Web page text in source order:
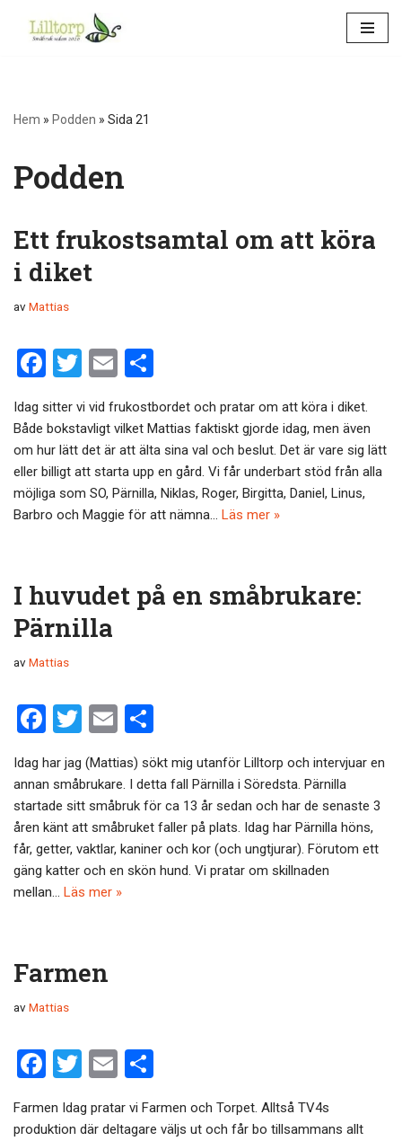
Hem » Podden » Sida 21
Podden
Ett frukostsamtal om att köra
i diket
avMattias
F
ce
b
o
o
T
tt
er
E
ail a
Idag sitter vi vid frukostbordet och pratar om att köra i diket.
Både bokstavligt vilket Mattias faktiskt gjorde idag, men även
om hur lätt det är att älta sina val och beslut. Det är vare sig lätt
eller billigt att starta upp en gård. Vi får underbart stöd från alla
möjliga som SO, Pärnilla, Niklas, Roger, Birgitta, Daniel, Linus,
Barbro och Maggie för att nämna… Läs mer »
I huvudet på en småbrukare:
Pärnilla
avMattias
F
ce
b
o
o
k
T
wi
tt
er
E
m
ail a
Idag har jag (Mattias) sökt mig utanför Lilltorp och intervjuar en
annan småbrukare. I detta fall Pärnilla i Söredsta. Pärnilla
startade sitt småbruk för ca 13 år sedan och har de senaste 3
åren känt att småbruket faller på plats. Idag har Pärnilla höns,
får, getter, vaktlar, kaniner och kor (och ungtjurar). Förutom ett
gäng katter och en skön hund. Vi pratar om skillnaden
mellan… Läs mer »
Farmen
avMattias
F
ce
T
tt
E
ail a
Farmen Idag pratar vi Farmen och Torpet. Alltså TV4s
produktion där deltagare väljs ut och får bo tillsammans allt